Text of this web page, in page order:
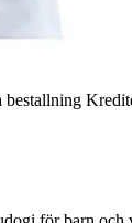
bestallning